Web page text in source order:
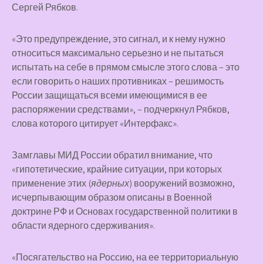
Сергей Рябков.
«Это предупреждение, это сигнал, и к нему нужно
относиться максимально серьезно и не пытаться
испытать на себе в прямом смысле этого слова – это
если говорить о наших противниках – решимость
России защищаться всеми имеющимися в ее
распоряжении средствами», – подчеркнул Рябков,
слова которого цитирует «Интерфакс».
Замглавы МИД России обратил внимание, что
«гипотетические, крайние ситуации, при которых
применение этих (ядерных) вооружений возможно,
исчерпывающим образом описаны в Военной
доктрине РФ и Основах государственной политики в
области ядерного сдерживания».
«Посягательство на Россию, на ее территориальную